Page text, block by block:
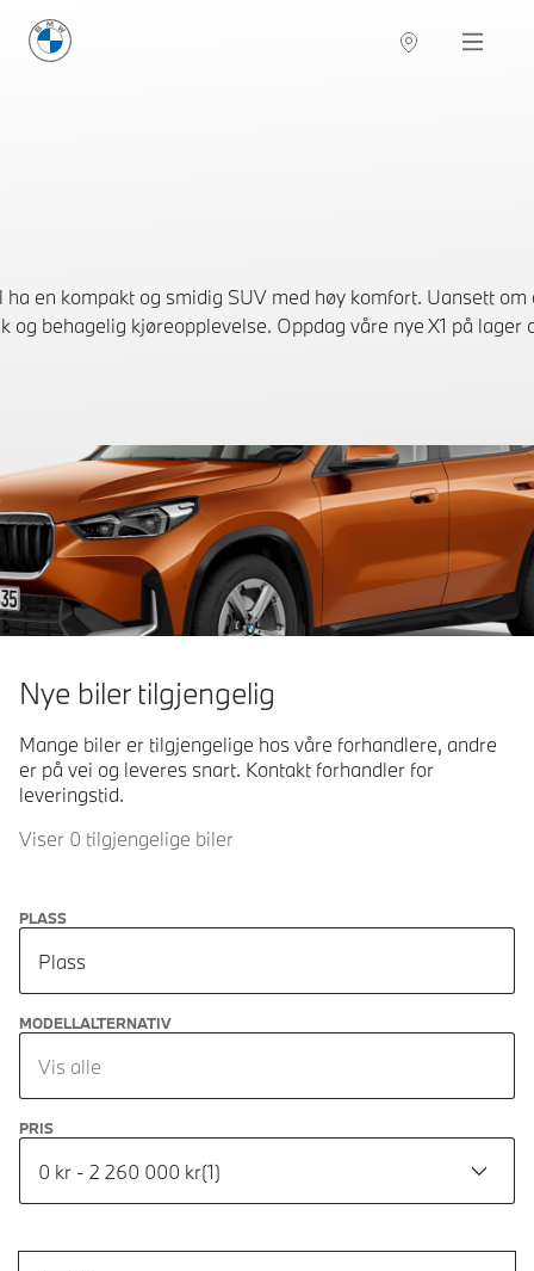
BMW Norge Navigation
en kompakt og smidig SUV med høy komfort. Uansett
og behagelig kjøreopplevelse. Oppdag våre nye X1 på lager
Nye biler tilgjengelig
Mange biler er tilgjengelige hos våre forhandlere, andre
er på vei og leveres snart. Kontakt forhandler for
leveringstid.
Viser 0 tilgjengelige biler
PLASS
Plass
MODELLALTERNATIV
Vis alle
PRIS
0 kr - 2 260 000 kr(1)